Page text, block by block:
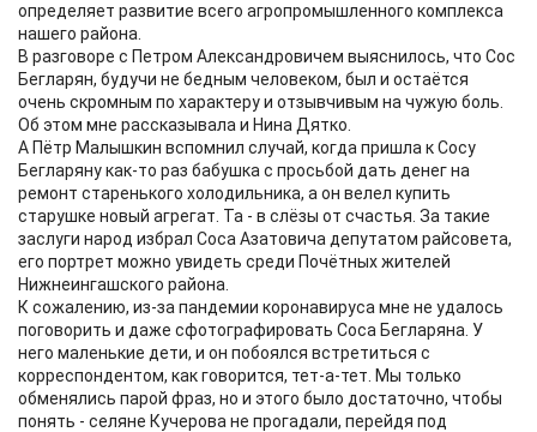
определяет развитие всего агропромышленного комплекса
нашего района.
В разговоре с Петром Александровичем выяснилось, что Сос
Бегларян, будучи не бедным человеком, был и остаётся
очень скромным по характеру и отзывчивым на чужую боль.
Об этом мне рассказывала и Нина Дятко.
А Пётр Малышкин вспомнил случай, когда пришла к Сосу
Бегларяну как-то раз бабушка с просьбой дать денег на
ремонт старенького холодильника, а он велел купить
старушке новый агрегат. Та - в слёзы от счастья. За такие
заслуги народ избрал Соса Азатовича депутатом райсовета,
его портрет можно увидеть среди Почётных жителей
Нижнеингашского района.
К сожалению, из-за пандемии коронавируса мне не удалось
поговорить и даже сфотографировать Соса Бегларяна. У
него маленькие дети, и он побоялся встретиться с
корреспондентом, как говорится, тет-а-тет. Мы только
обменялись парой фраз, но и этого было достаточно, чтобы
понять - селяне Кучерова не прогадали, перейдя под